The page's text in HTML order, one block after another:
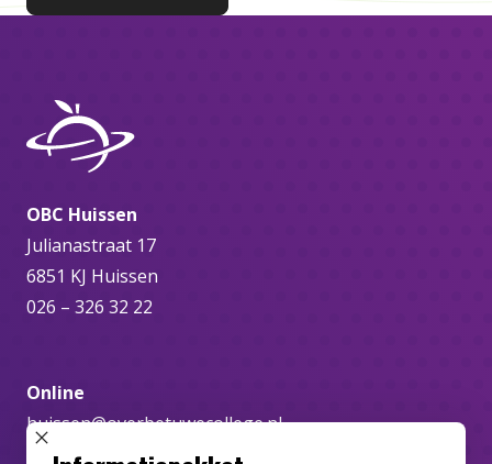
OBC Huissen
Julianastraat 17
6851 KJ Huissen
026 – 326 32 22
Online
huissen@overbetuwecollege.nl
SLUIT POPUP